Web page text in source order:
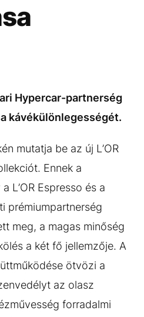
DESIGN
Hypercar-partnerség
kávékülönlegességét.
mutatja be az új L’OR
Ennek a
L’OR Espresso és a
prémiumpartnerség
meg, a magas minőség
a két fő jellemzője. A
ötvözi a
az olasz
forradalmi